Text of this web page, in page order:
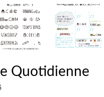
Quotidienne